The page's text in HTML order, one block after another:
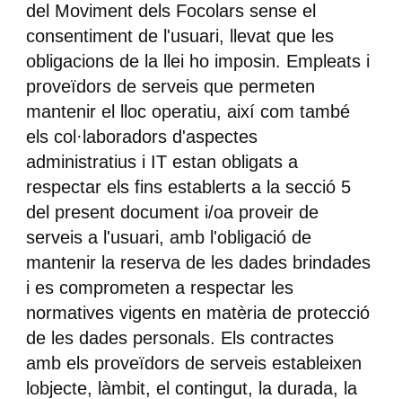
del Moviment dels Focolars sense el
consentiment de l'usuari, llevat que les
obligacions de la llei ho imposin. Empleats i
proveïdors de serveis que permeten
mantenir el lloc operatiu, així com també
els col·laboradors d'aspectes
administratius i IT estan obligats a
respectar els fins establerts a la secció 5
del present document i/oa proveir de
serveis a l'usuari, amb l'obligació de
mantenir la reserva de les dades brindades
i es comprometen a respectar les
normatives vigents en matèria de protecció
de les dades personals. Els contractes
amb els proveïdors de serveis estableixen
lobjecte, làmbit, el contingut, la durada, la